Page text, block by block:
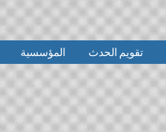
المؤسسية تقويم الحدث